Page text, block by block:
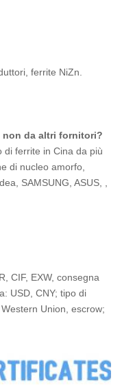
ferrite NiZn.
non da altri fornitori?
di ferrite in Cina da più
di nucleo amorfo,
SAMSUNG, ASUS, ,
CIF, EXW, consegna
USD, CNY; tipo di
Union, escrow;